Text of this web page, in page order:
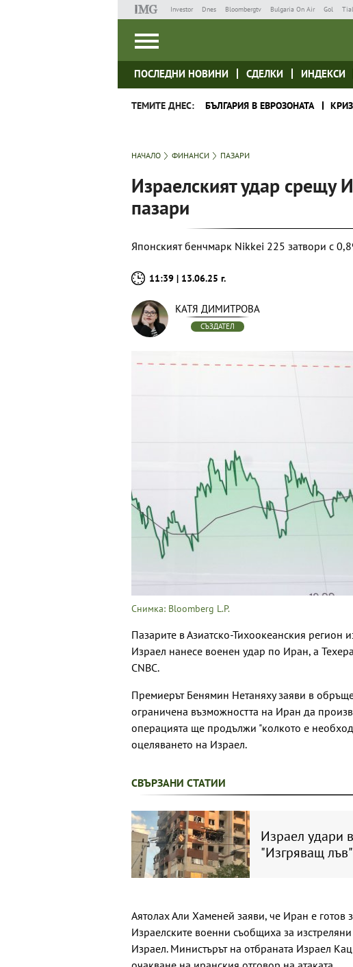
Investor Dnes Bloombergtv Bulgaria On Air Gol
ПОСЛЕДНИ НОВИНИ СДЕЛКИ ИНДЕКСИ
ТЕМИТЕ ДНЕС: БЪЛГАРИЯ В ЕВРОЗОНАТА
НАЧАЛО ФИНАНСИ ПАЗАРИ
Израелският удар срещу
пазари
Японският бенчмарк Nikkei 225 затвори с
11:39 | 13.06.25 г.
КАТЯ ДИМИТРОВА
СЪЗДАТЕЛ
Снимка: Bloomberg L.P.
Пазарите в Азиатско-Тихоокеанския регион
Израел нанесе военен удар по Иран, а
CNBC.
Премиерът Бенямин Нетаняху заяви в
ограничена възможността на Иран да
операцията ще продължи "колкото е
оцеляването на Израел.
СВЪРЗАНИ СТАТИИ
Израел удари
"Изгряващ
Аятолах Али Хаменей заяви, че Иран е готов
Израелските военни съобщиха за
Израел. Министърът на отбраната Израел